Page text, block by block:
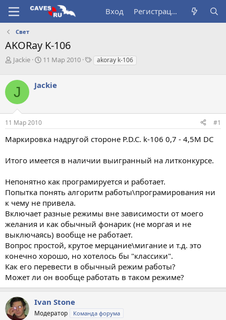
Вход Регистрация
Свет
AKORay K-106
А
р
т
е
м
ы
Jackie
Д
а
ч
л
а
11 Мар 2010
Тakoray k-106
J Jackie
11 Мар 2010 #1
Маркировка надругой стороне P.D.C. k-106 0,7 - 4,5М DC
Итого имеется в наличии выигранный на литконкурсе.
Непонятно как програмируется и работает.
Попытка понять алгоритм работы\програмирования ни
к чему не привела.
Включает разные режимы вне зависимости от моего
желания и как обычный фонарик (не моргая и не
выключаясь) вообще не работает.
Вопрос простой, крутое мерцание\мигание и т.д. это
конечно хорошо, но хотелось бы "классики".
Как его перевести в обычный режим работы?
Может ли он вообще работать в таком режиме?
Ivan Stone
Модератор Команда форума